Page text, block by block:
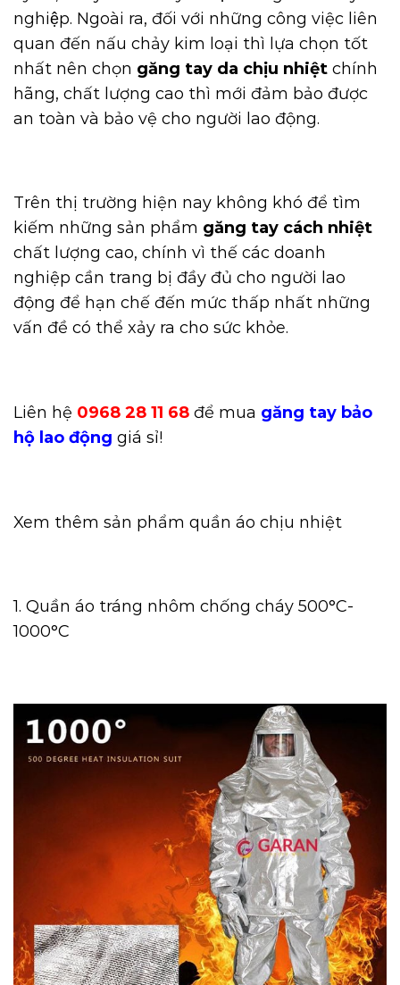
nghiệp. Ngoài ra, đối với những công việc liên
quan đến nấu chảy kim loại thì lựa chọn tốt
nhất nên chọn găng tay da chịu nhiệt chính
hãng, chất lượng cao thì mới đảm bảo được
an toàn và bảo vệ cho người lao động.
Trên thị trường hiện nay không khó để tìm
kiếm những sản phẩm găng tay cách nhiệt
chất lượng cao, chính vì thế các doanh
nghiệp cần trang bị đầy đủ cho người lao
động để hạn chế đến mức thấp nhất những
vấn đề có thể xảy ra cho sức khỏe.
Liên hệ 0968 28 11 68 để mua găng tay bảo
hộ lao động giá sỉ!
Xem thêm sản phẩm quần áo chịu nhiệt
1. Quần áo tráng nhôm chống cháy 500°C-
1000°C